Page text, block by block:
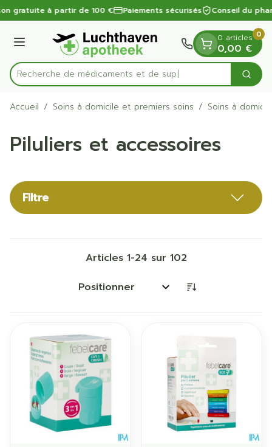
Aller au contenu
1 de 1
gratuite à partir de 100 € Paiements sécurisés Conseil du
Menu
Rechercher
Recherche de
0 articles
0,00 €
0
Accueil / Soins à domicile et premiers soins / Soins à
Piluliers et accessoires
Filtre
Articles 1-24 sur 102
Trier par: